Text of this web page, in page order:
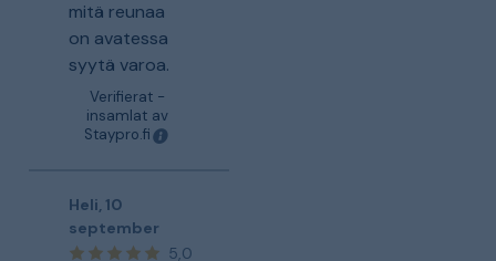
mitä reunaa
on avatessa
syytä varoa.
Verifierat -
insamlat av
Staypro.fi
Heli, 10
september
5,0